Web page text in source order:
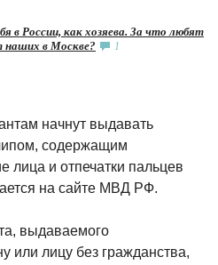
в России, как хозяева. За что любят
наших в Москве?
1
начнут выдавать
содержащим
лица и отпечатки пальцев
на сайте МВД РФ.
выдаваемого
или лицу без гражданства,